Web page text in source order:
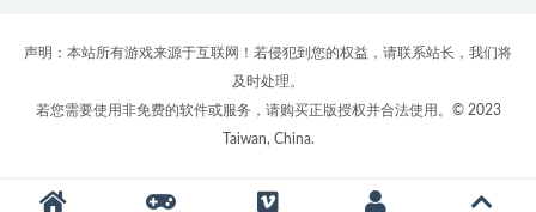
声明：本站所有游戏来源于互联网！若侵犯到您的权益，请联系站长，我们将
及时处理。
若您需要使用非免费的软件或服务，请购买正版授权并合法使用。© 2023
Taiwan, China.